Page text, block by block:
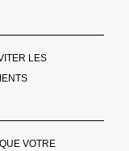
LES
VOTRE